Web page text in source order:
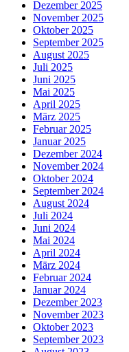
Dezember 2025
November 2025
Oktober 2025
September 2025
August 2025
Juli 2025
Juni 2025
Mai 2025
April 2025
März 2025
Februar 2025
Januar 2025
Dezember 2024
November 2024
Oktober 2024
September 2024
August 2024
Juli 2024
Juni 2024
Mai 2024
April 2024
März 2024
Februar 2024
Januar 2024
Dezember 2023
November 2023
Oktober 2023
September 2023